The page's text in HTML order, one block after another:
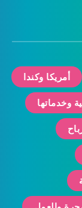
أمريكا وكندا
وخدماتها